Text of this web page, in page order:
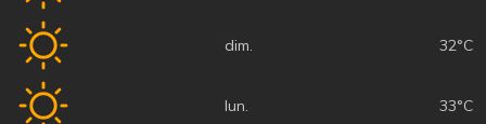
dim. 32°C
lun. 33°C